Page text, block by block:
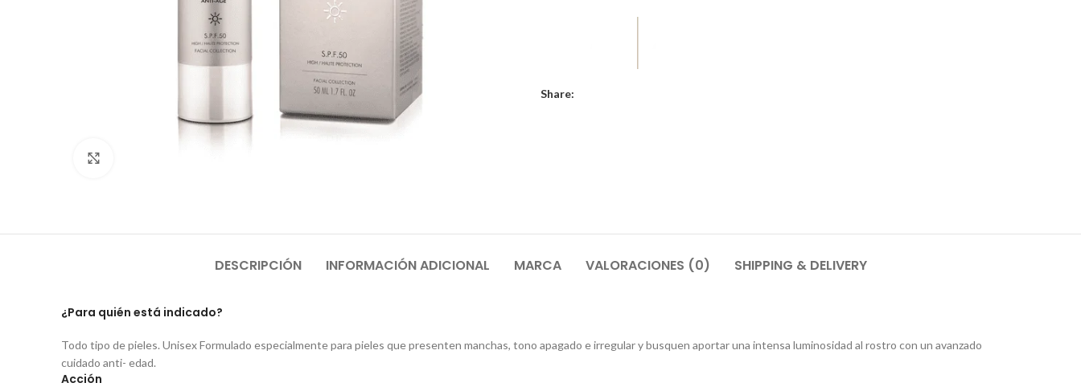
Share:
DESCRIPCIÓN INFORMACIÓN ADICIONAL MARCA VALORACIONES (0) SHIPPING & DELIVERY
¿Para quién está indicado?
Todo tipo de pieles. Unisex Formulado especialmente para pieles que presenten manchas, tono apagado e irregular y busquen aportar una intensa luminosidad al rostro con un avanzado
cuidado anti- edad.
Acción